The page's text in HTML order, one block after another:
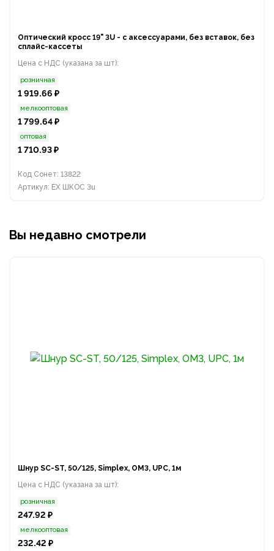
Оптический кросс 19" 3U - с аксессуарами, без вставок, без
сплайс-кассеты
Цена с НДС (указана за шт):
розничная
1 919.66 ₽
мелкооптовая
1 799.64 ₽
оптовая
1 710.93 ₽
Код Сонет: 13822
Артикул: EX ШКОС 3u
Вы недавно смотрели
Шнур SC-ST, 50/125, Simplex, OM3, UPC, 1м
Цена с НДС (указана за шт):
розничная
247.92 ₽
мелкооптовая
232.42 ₽